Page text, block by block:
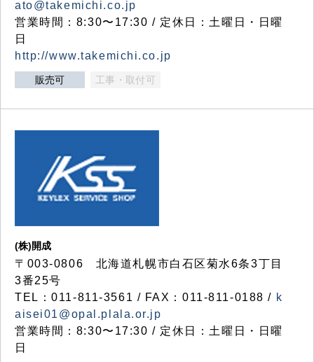
ato@takemichi.co.jp
営業時間：8:30〜17:30 / 定休日：土曜日・日曜
日
http://www.takemichi.co.jp
販売可 工事・取付可
(株)開成
〒003-0806 北海道札幌市白石区菊水6条3丁目
3番25号
TEL：011-811-3561 / FAX：011-811-0188 / k
aisei01@opal.plala.or.jp
営業時間：8:30〜17:30 / 定休日：土曜日・日曜
日